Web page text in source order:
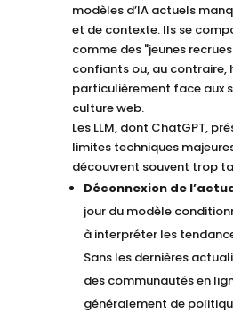
modèles d’IA actuels
et de contexte. Ils se
comme des "jeunes
confiants ou, au contraire,
particulièrement face aux
culture web.
Les LLM, dont ChatGPT,
limites techniques
découvrent souvent trop
Déconnexion de
jour du modèle
à interpréter les
Sans les dernières
des communautés en
généralement de